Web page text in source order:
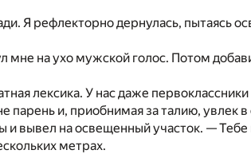
Я рефлекторно дернулась, пытаясь
на ухо мужской голос. Потом
лексика. У нас даже
парень и, приобнимая за талию, увлек
и вывел на освещенный участок. — Тебе
метрах.